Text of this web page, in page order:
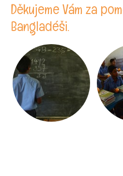
Děkujeme Vám za
Bangladéši.